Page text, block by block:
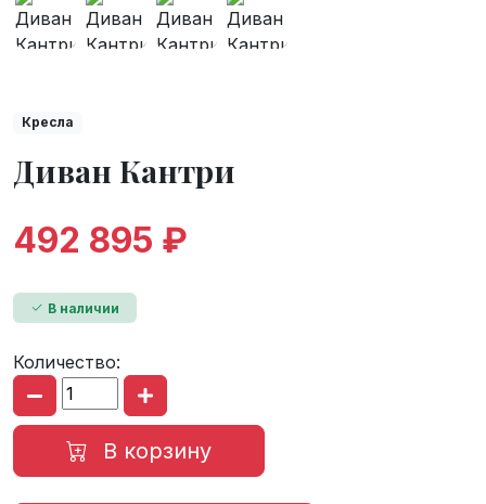
Кресла
Диван Кантри
492 895 ₽
В наличии
Количество:
В корзину